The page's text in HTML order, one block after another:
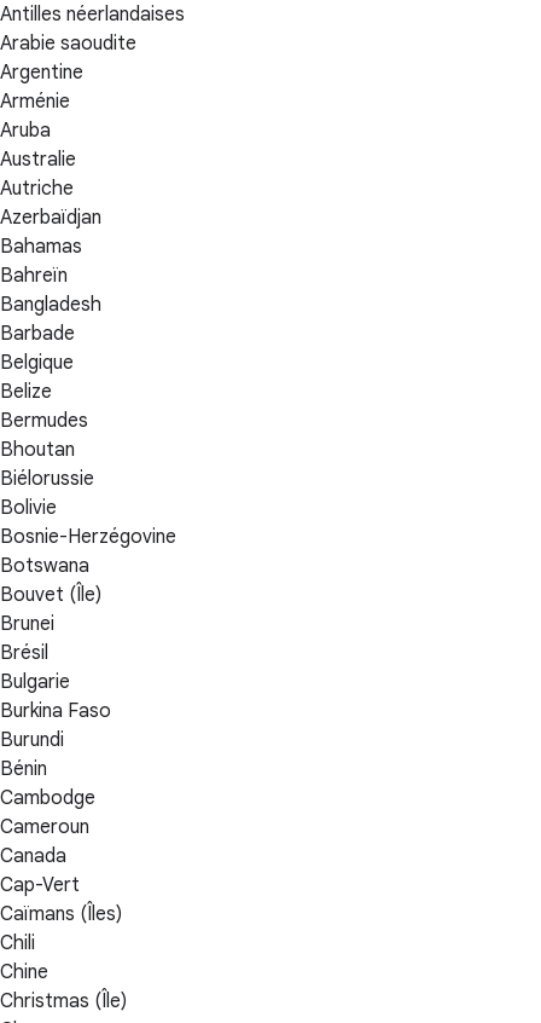
Antilles néerlandaises
Arabie saoudite
Argentine
Arménie
Aruba
Australie
Autriche
Azerbaïdjan
Bahamas
Bahreïn
Bangladesh
Barbade
Belgique
Belize
Bermudes
Bhoutan
Biélorussie
Bolivie
Bosnie-Herzégovine
Botswana
Bouvet (Île)
Brunei
Brésil
Bulgarie
Burkina Faso
Burundi
Bénin
Cambodge
Cameroun
Canada
Cap-Vert
Caïmans (Îles)
Chili
Chine
Christmas (Île)